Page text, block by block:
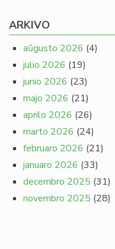
ARKIVO
aŭgusto 2026 (4)
julio 2026 (19)
junio 2026 (23)
majo 2026 (21)
aprilo 2026 (26)
marto 2026 (24)
februaro 2026 (21)
januaro 2026 (33)
decembro 2025 (31)
novembro 2025 (28)